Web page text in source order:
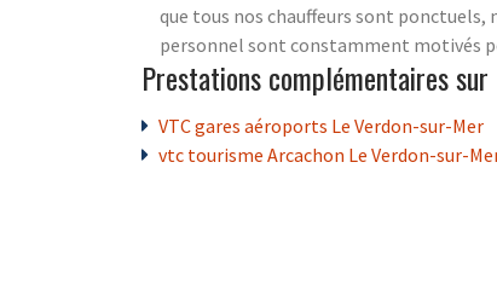
que tous nos chauffeurs sont
personnel sont constamment motivés
Prestations complémentaires
VTC gares aéroports Le Verdon-sur-Mer
vtc tourisme Arcachon Le Verdon-sur-